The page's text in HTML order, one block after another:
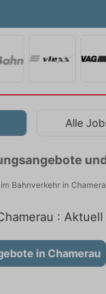
Alle
Bahnverkehr in
:
in Chamerau